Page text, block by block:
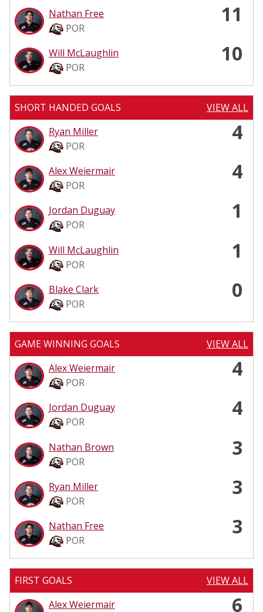
Nathan Free
POR
11
Will McLaughlin
POR
10
SHORT HANDED GOALS
VIEW ALL
Ryan Miller
POR
4
Alex Weiermair
POR
4
Jordan Duguay
POR
1
Will McLaughlin
POR
1
Blake Clark
POR
0
GAME WINNING GOALS
VIEW ALL
Alex Weiermair
POR
4
Jordan Duguay
POR
4
Nathan Brown
POR
3
Ryan Miller
POR
3
Nathan Free
POR
3
FIRST GOALS
VIEW ALL
Alex Weiermair
6